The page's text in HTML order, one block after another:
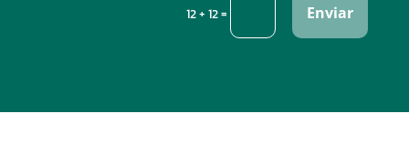
12 + 12= Enviar